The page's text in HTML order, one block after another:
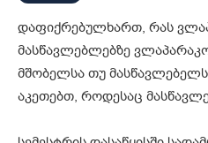
დაფიქრებულხართ, რას
მასწავლებლებზე
მშობელსა თუ
აკეთებთ, როდესაც